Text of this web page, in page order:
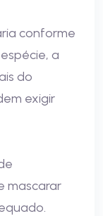
conforme
a
do
exigir
mascarar